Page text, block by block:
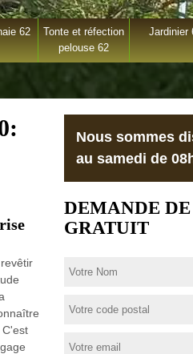
62
Tonte et réfection
pelouse 62
Jardinier
Nous sommes
au samedi de
DEMANDE
GRATUIT